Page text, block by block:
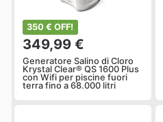
350 € OFF!
349,99 €
Generatore Salino di Cloro
Krystal Clear® QS 1600 Plus
con Wifi per piscine fuori
terra fino a 68.000 litri